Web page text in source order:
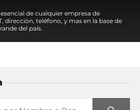
de cualquier empresa de
dirección, teléfono, y mas en la base de
del país.